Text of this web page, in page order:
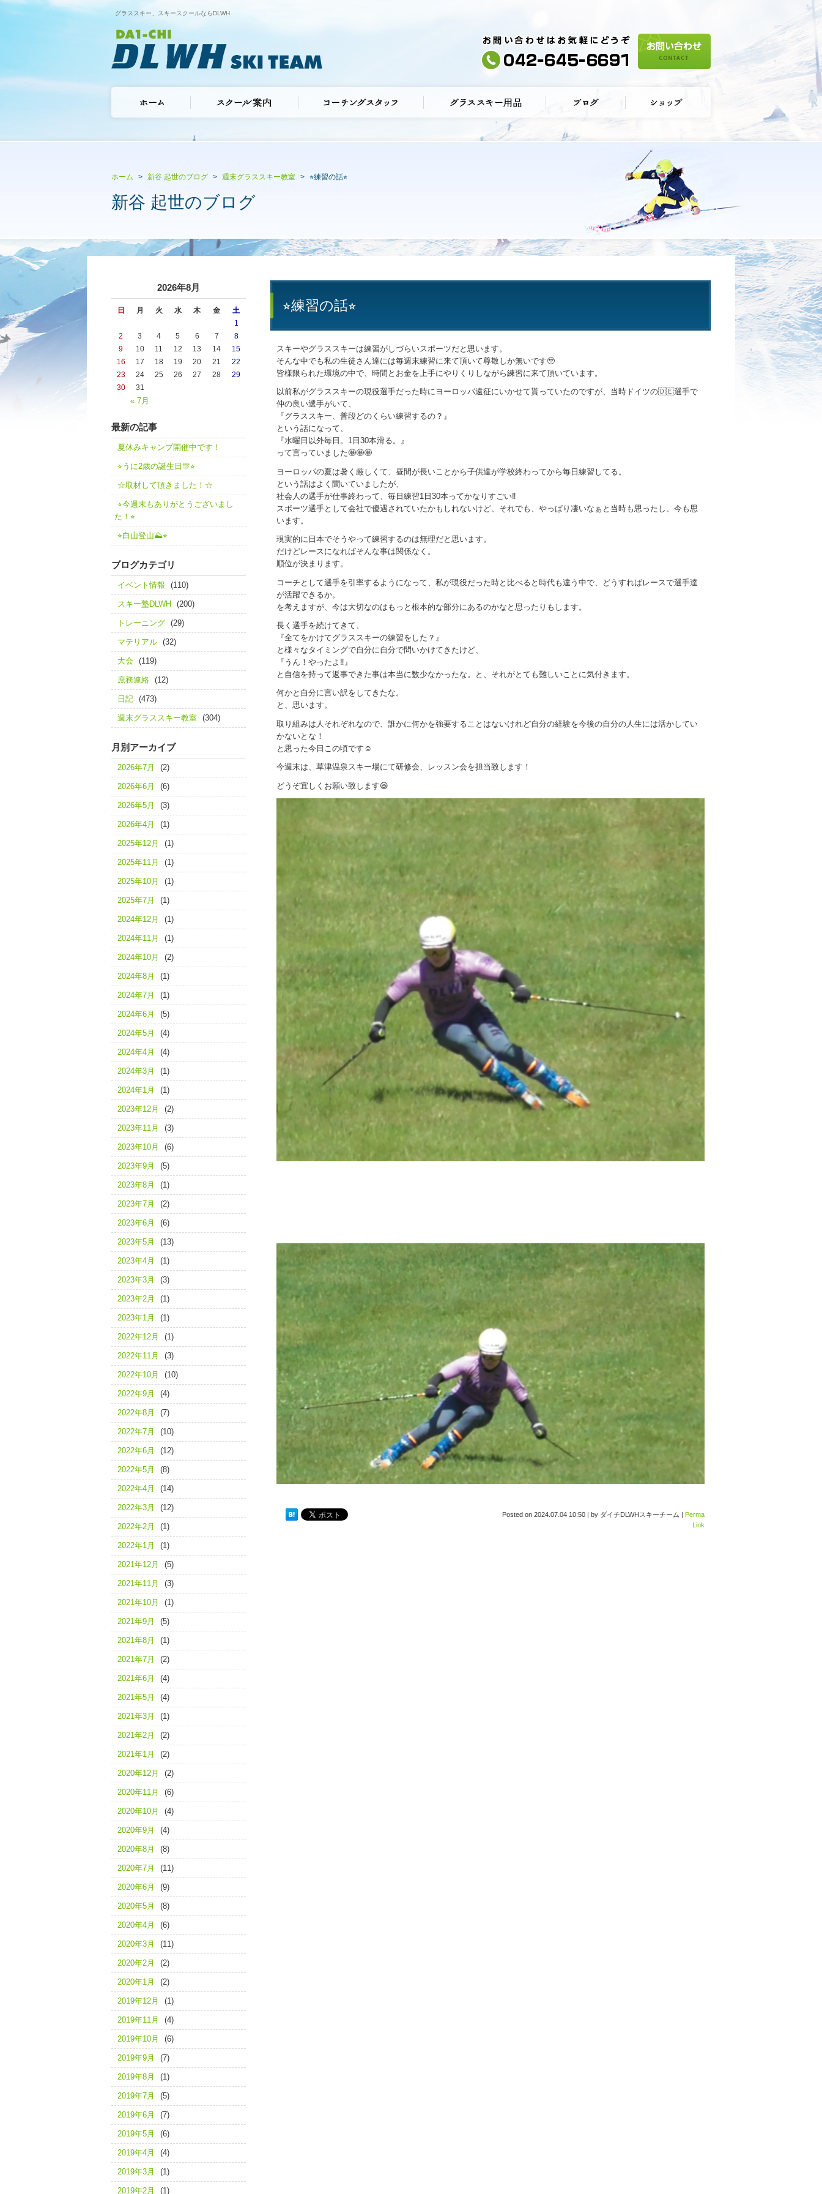
グラススキー、スキースクールならDLWH
ホーム 新谷 起世のブログ 週末グラススキー教室 ⭐︎練習の話⭐︎
新谷 起世のブログ
⭐︎練習の話⭐︎
スキーやグラススキーは練習がしづらいスポーツだと思います。
そんな中でも私の生徒さん達には毎週末練習に来て頂いて尊敬しか無いです🥹
皆様限られた環境の中で、時間とお金を上手にやりくりしながら練習に来て頂いています。
以前私がグラススキーの現役選手だった時にヨーロッパ遠征にいかせて貰っていたのですが、当時ドイツの🇩🇪選手で
仲の良い選手がいて、
『グラススキー、普段どのくらい練習するの？』
という話になって、
『水曜日以外毎日。1日30本滑る。』
って言っていました🤩🤩🤩
ヨーロッパの夏は暑く厳しくて、昼間が長いことから子供達が学校終わってから毎日練習してる。
という話はよく聞いていましたが、
社会人の選手が仕事終わって、毎日練習1日30本ってかなりすごい‼️
スポーツ選手として会社で優遇されていたかもしれないけど、それでも、やっぱり凄いなぁと当時も思ったし、今も思
います。
現実的に日本でそうやって練習するのは無理だと思います。
だけどレースになればそんな事は関係なく。
順位が決まります。
コーチとして選手を引率するようになって、私が現役だった時と比べると時代も違う中で、どうすればレースで選手達
が活躍できるか。
を考えますが、今は大切なのはもっと根本的な部分にあるのかなと思ったりもします。
長く選手を続けてきて、
『全てをかけてグラススキーの練習をした？』
と様々なタイミングで自分に自分で問いかけてきたけど、
『うん！やったよ‼️』
と自信を持って返事できた事は本当に数少なかったな。と、それがとても難しいことに気付きます。
何かと自分に言い訳をしてきたな。
と、思います。
取り組みは人それぞれなので、誰かに何かを強要することはないけれど自分の経験を今後の自分の人生には活かしてい
かないとな！
と思った今日この頃です☺️
今週末は、草津温泉スキー場にて研修会、レッスン会を担当致します！
どうぞ宜しくお願い致します😆
Posted on 2024.07.04 10:50 | by ダイチDLWHスキーチーム | Perma
Link
2026年8月
日 月 火 水 木 金 土
« 7月
1
2
3 4 5 6 7
8
9
10 11 12 13 14
15
16
17 18 19 20 21
22
23
24 25 26 27 28
29
30
31
最新の記事
夏休みキャンプ開催中です！
⭐︎うに2歳の誕生日🎊⭐︎
☆取材して頂きました！☆
⭐︎今週末もありがとうございまし
た！⭐︎
⭐︎白山登山⛰️⭐︎
ブログカテゴリ
イベント情報 (110)
スキー塾DLWH (200)
トレーニング (29)
マテリアル (32)
大会 (119)
庶務連絡 (12)
日記 (473)
週末グラススキー教室 (304)
月別アーカイブ
2026年7月 (2)
2026年6月 (6)
2026年5月 (3)
2026年4月 (1)
2025年12月 (1)
2025年11月 (1)
2025年10月 (1)
2025年7月 (1)
2024年12月 (1)
2024年11月 (1)
2024年10月 (2)
2024年8月 (1)
2024年7月 (1)
2024年6月 (5)
2024年5月 (4)
2024年4月 (4)
2024年3月 (1)
2024年1月 (1)
2023年12月 (2)
2023年11月 (3)
2023年10月 (6)
2023年9月 (5)
2023年8月 (1)
2023年7月 (2)
2023年6月 (6)
2023年5月 (13)
2023年4月 (1)
2023年3月 (3)
2023年2月 (1)
2023年1月 (1)
2022年12月 (1)
2022年11月 (3)
2022年10月 (10)
2022年9月 (4)
2022年8月 (7)
2022年7月 (10)
2022年6月 (12)
2022年5月 (8)
2022年4月 (14)
2022年3月 (12)
2022年2月 (1)
2022年1月 (1)
2021年12月 (5)
2021年11月 (3)
2021年10月 (1)
2021年9月 (5)
2021年8月 (1)
2021年7月 (2)
2021年6月 (4)
2021年5月 (4)
2021年3月 (1)
2021年2月 (2)
2021年1月 (2)
2020年12月 (2)
2020年11月 (6)
2020年10月 (4)
2020年9月 (4)
2020年8月 (8)
2020年7月 (11)
2020年6月 (9)
2020年5月 (8)
2020年4月 (6)
2020年3月 (11)
2020年2月 (2)
2020年1月 (2)
2019年12月 (1)
2019年11月 (4)
2019年10月 (6)
2019年9月 (7)
2019年8月 (1)
2019年7月 (5)
2019年6月 (7)
2019年5月 (6)
2019年4月 (4)
2019年3月 (1)
2019年2月 (1)